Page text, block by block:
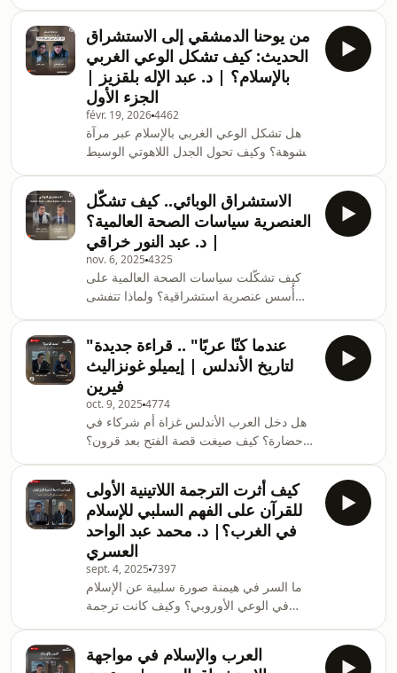
عدنان، في #بو
الآخر؛ الإمبراطورية أم الكنيسة؟ ولماذا غابت
البابوية عن الإسلام؟ تفاصيلٌ وأسرارٌ تُكشف
في الجزء الثاني من لقائه مع الإعلامي ياسين
عدنان في #بودكاست_في_الاستشراق على
#منصة_مجتمع
من يوحنا الدمشقي إلى الاستشراق
الحديث: كيف تشكل الوعي الغربي
بالإسلام؟ | د. عبد الإله بلقزيز |
الجزء الأول
févr. 19, 20264462
هل تشكل الوعي الغربي بالإسلام عبر مرآة
مشوهة؟ وكيف تحول الجدل اللاهوتي الوسيط
فكري جريء ومبتكر مع المفكر المغربي عبد
الإله بلقزيز، في لقائه مع الإعلامي ياسين
عدنان في #بودكاست_في_الاستشراق، على
#منصة_مجتمع
الاستشراق الوبائي.. كيف تشكّل
العنصرية سياسات الصحة العالمية؟
| د. عبد النور خراقي
nov. 6, 2025 4325
كيف تشكّلت سياسات الصحة العالمية على
أُسس عنصرية استشراقية؟ ولماذا تتفشى
الأوبئة كذريعة للهيمنة السياسية والمضاربة
الاقتصادية؟ وما هو دور منظمة الصحة
العالمية في منظومة تحكمها ثنائية الغرب
الصحي وبقية العالم الموبوء؟ أسئلة مهمة
يجيب عنها المترجم والمفكر المغربي د. عبد
النور خراقي، في لقائه مع الإعلامي ياسين
عدنان، في #بودكاست_في_الاستشراق، على
#منصة_مجتمع
"عندما كنّا عربًا" .. قراءة جديدة
لتاريخ الأندلس | إيميلو غونزاليث
فيرين
oct. 9, 2025 4774
هل دخل العرب الأندلس غزاة أم شركاء في
حضارة؟ كيف صيغت قصة الفتح بعد قرون؟
شوهته؟ هل طارق بن زياد وموسى بن نصير
شخصيات تاريخية أم رموز أسطورية؟ أسئلة
مهمة يجيب عنها الباحث الإسباني إيميلو
غونزاليث فيرين، أستاذ الدراسات العربية
والإسلامية، في لقائه مع الإعلامي ياسين
عدنان، في #بودكاست_في_الاستشراق، على
#منصة_مجتمع
كيف أثرت الترجمة اللاتينية الأولى
للقرآن على الفهم السلبي للإسلام
في الغرب؟| د. محمد عبد الواحد
العسري
sept. 4, 2025 7397
ما السر في هيمنة صورة سلبية عن الإسلام
في الوعي الأوروبي؟ وكيف كانت ترجمة
الإسباني أن يتحرر من قبضة هذه الترجمة، أم
العرب والإسلام في مواجهة